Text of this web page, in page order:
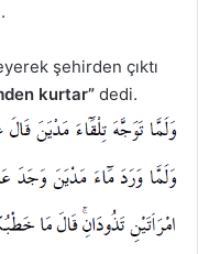
şehirden çıktı
kurtar” dedi.